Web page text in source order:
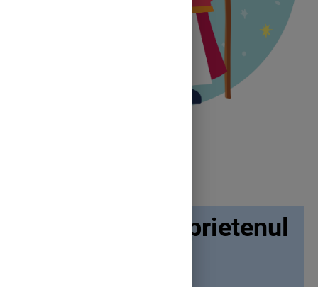
Moș Nicolae - prietenul